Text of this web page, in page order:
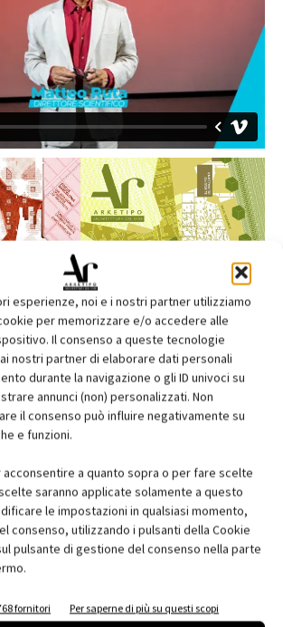
esperienze, noi e i nostri partner utilizziamo
per memorizzare e/o accedere alle
Il consenso a queste tecnologie
nostri partner di elaborare dati personali
durante la navigazione o gli ID univoci su
annunci (non) personalizzati. Non
il consenso può influire negativamente su
e funzioni.
a quanto sopra o per fare scelte
saranno applicate solamente a questo
le impostazioni in qualsiasi momento,
consenso, utilizzando i pulsanti della Cookie
pulsante di gestione del consenso nella parte
fornitori Per saperne di più su questi scopi
Edicola web
Abbonati e regala
Iscriviti alla newsletter